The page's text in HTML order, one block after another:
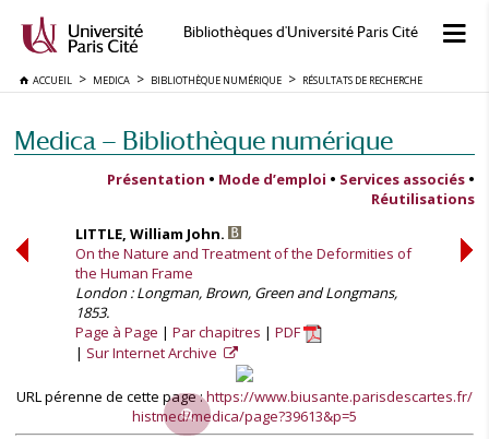
Bibliothèques d'Université Paris Cité
ACCUEIL MEDICA BIBLIOTHÈQUE NUMÉRIQUE RÉSULTATS DE RECHERCHE
Medica — Bibliothèque numérique
Présentation • Mode d’emploi • Services associés •
Réutilisations
LITTLE, William John.
On the Nature and Treatment of the Deformities of
the Human Frame
London : Longman, Brown, Green and Longmans,
1853.
Page à Page
Par chapitres
PDF
Sur Internet Archive
URL pérenne de cette page :https://www.biusante.parisdescartes.fr/
histmed/medica/page?39613&p=5